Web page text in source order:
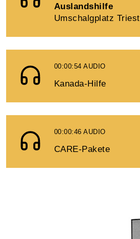
Auslandshilfe
Umschalgplatz Triest
00:00:54AUDIO
Kanada-Hilfe
00:00:46AUDIO
CARE-Pakete